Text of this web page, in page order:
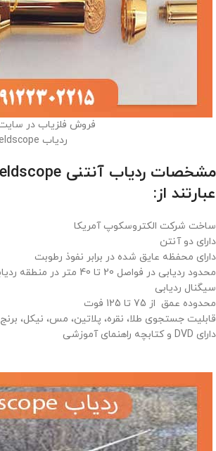
فروش فلزیاب در
ردیاب Fieldscope
عبارتند از:
ساخت شرکت الکتروسکوپ آمریکا
دارای دو آنتن
دارای محفظه عایق شده در برابر نفوذ رطوبت
محدود ردیابی در فواصل 20 تا 40
سیگنال ردیابی
محدوده عمق از 75 تا 125 فوت
قابلیت جستجوی طلا، نقره، پلاتین، مس، نیکل، برنج
دارای DVD و کتابچه راهنمای آموزشی